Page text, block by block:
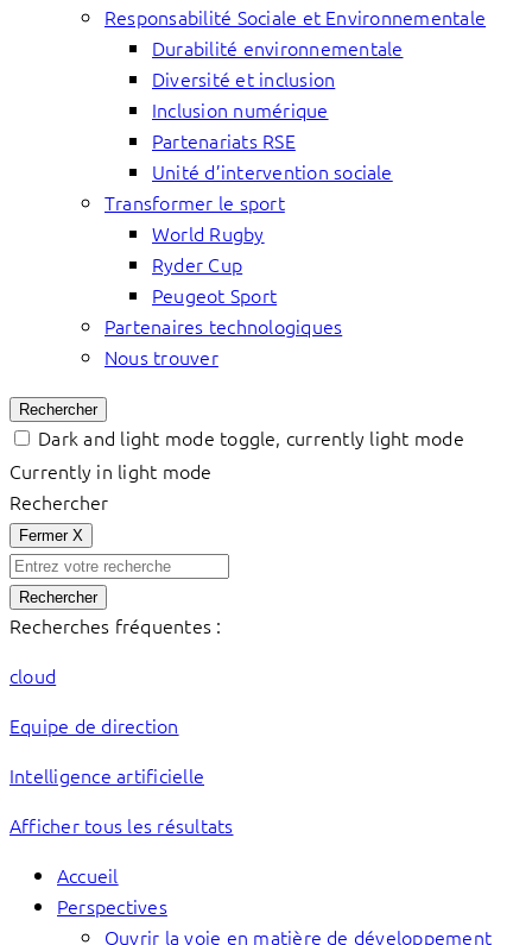
Responsabilité Sociale et Environnementale
Durabilité environnementale
Diversité et inclusion
Inclusion numérique
Partenariats RSE
Unité d’intervention sociale
Transformer le sport
World Rugby
Ryder Cup
Peugeot Sport
Partenaires technologiques
Nous trouver
Rechercher
Dark and light mode toggle, currently light mode
Currently in light mode
Rechercher
Fermer X
Rechercher
Recherches fréquentes :
cloud
Equipe de direction
Intelligence artificielle
Afficher tous les résultats
Accueil
Perspectives
Ouvrir la voie en matière de développement